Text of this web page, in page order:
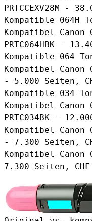
PRTCCEXV28M
-
Kompatible 064H
Kompatibel Canon
PRTC064HBK -
Kompatible 064
Kompatibel Canon
- 5.000 Seiten,
Kompatible 034
Kompatibel Canon
PRTC034BK -
Kompatibel Canon
- 7.300 Seiten,
Kompatibel Canon
7.300 Seiten,